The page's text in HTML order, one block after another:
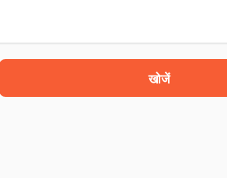
piau, भिवानी, 127021
खोजें